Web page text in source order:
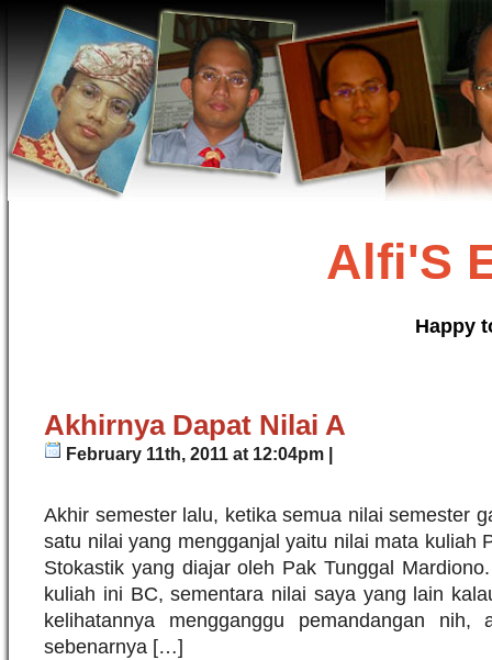
Alfi'S
Happy
Akhirnya Dapat Nilai A
February 11th, 2011 at 12:04pm |
Akhir semester lalu, ketika semua nilai semester
satu nilai yang mengganjal yaitu nilai mata kuliah
Stokastik yang diajar oleh Pak Tunggal
kuliah ini BC, sementara nilai saya yang lain
kelihatannya mengganggu pemandangan nih,
sebenarnya […]